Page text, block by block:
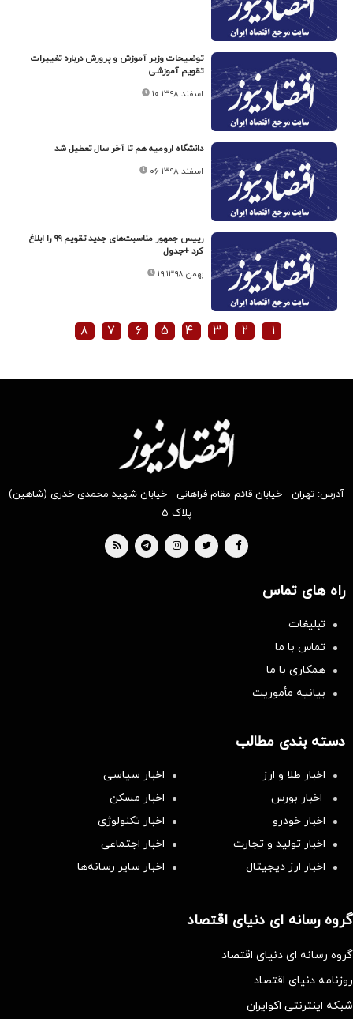
توضیحات وزیر آموزش و پرورش درباره تغییرات
تقویم آموزشی
۱۰ اسفند ۱۳۹۸
دانشگاه ارومیه هم تا آخر سال تعطیل شد
۰۶ اسفند ۱۳۹۸
رییس جمهور مناسبت‌های جدید تقویم ۹۹ را ابلاغ
کرد +جدول
۱۹ بهمن ۱۳۹۸
۱ ۲ ۳ ۴ ۵ ۶ ۷ ۸
آدرس: تهران - خیابان قائم مقام فراهانی - خیابان شهید محمدی خدری (شاهین)
پلاک ۵
راه های تماس
تبلیغات
تماس با ما
همکاری با ما
بیانیه مأموریت
دسته بندی مطالب
اخبار طلا و ارز
اخبار سیاسی
اخبار بورس
اخبار مسکن
اخبار خودرو
اخبار تکنولوژی
اخبار تولید و تجارت
اخبار اجتماعی
اخبار ارز دیجیتال
اخبار سایر رسانه‌‌ها
گروه رسانه ای دنیای اقتصاد
گروه رسانه ای دنیای اقتصاد
روزنامه دنیای اقتصاد
شبکه اینترنتی اکوایران